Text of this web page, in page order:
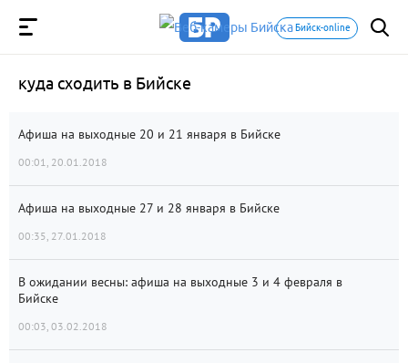
Бийск-online
куда сходить в Бийске
Афиша на выходные 20 и 21 января в Бийске
00:01, 20.01.2018
Афиша на выходные 27 и 28 января в Бийске
00:35, 27.01.2018
В ожидании весны: афиша на выходные 3 и 4 февраля в
Бийске
00:03, 03.02.2018